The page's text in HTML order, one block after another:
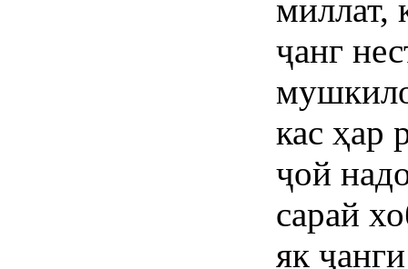
миллат,
ҷанг
кас ҳар
ҷой
сарай
як